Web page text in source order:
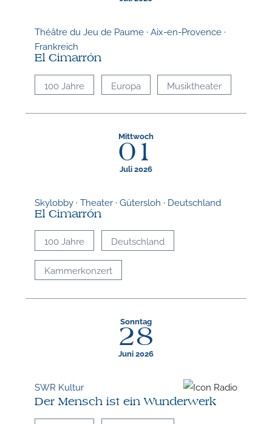
Théâtre du Jeu de Paume · Aix-en-Provence ·
Frankreich
El Cimarrón
100 Jahre Europa Musiktheater
Mittwoch
01
Juli 2026
Skylobby · Theater · Gütersloh · Deutschland
El Cimarrón
100 Jahre Deutschland
Kammerkonzert
Sonntag
28
Juni 2026
SWR Kultur
Der Mensch ist ein Wunderwerk